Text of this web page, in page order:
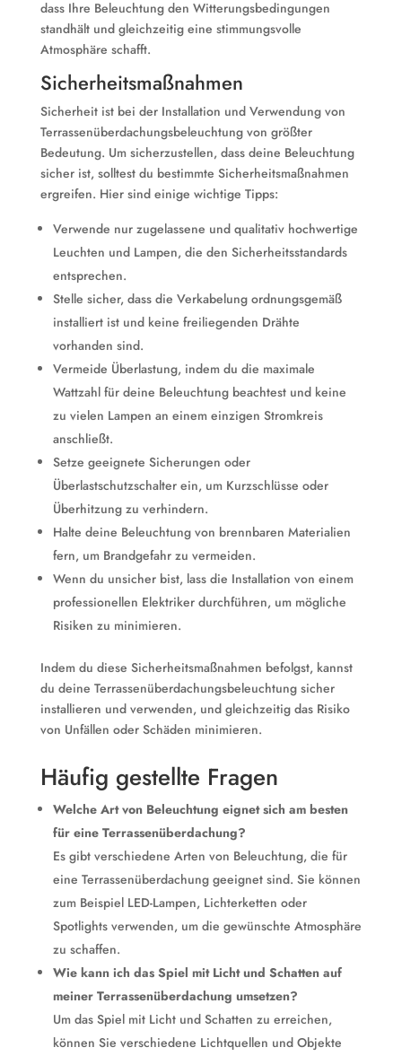
dass Ihre Beleuchtung den Witterungsbedingungen
standhält und gleichzeitig eine stimmungsvolle
Atmosphäre schafft.
Sicherheitsmaßnahmen
Sicherheit ist bei der Installation und Verwendung von
Terrassenüberdachungsbeleuchtung von größter
Bedeutung. Um sicherzustellen, dass deine Beleuchtung
sicher ist, solltest du bestimmte Sicherheitsmaßnahmen
ergreifen. Hier sind einige wichtige Tipps:
Verwende nur zugelassene und qualitativ hochwertige
Leuchten und Lampen, die den Sicherheitsstandards
entsprechen.
Stelle sicher, dass die Verkabelung ordnungsgemäß
installiert ist und keine freiliegenden Drähte
vorhanden sind.
Vermeide Überlastung, indem du die maximale
Wattzahl für deine Beleuchtung beachtest und keine
zu vielen Lampen an einem einzigen Stromkreis
anschließt.
Setze geeignete Sicherungen oder
Überlastschutzschalter ein, um Kurzschlüsse oder
Überhitzung zu verhindern.
Halte deine Beleuchtung von brennbaren Materialien
fern, um Brandgefahr zu vermeiden.
Wenn du unsicher bist, lass die Installation von einem
professionellen Elektriker durchführen, um mögliche
Risiken zu minimieren.
Indem du diese Sicherheitsmaßnahmen befolgst, kannst
du deine Terrassenüberdachungsbeleuchtung sicher
installieren und verwenden, und gleichzeitig das Risiko
von Unfällen oder Schäden minimieren.
Häufig gestellte Fragen
Welche Art von Beleuchtung eignet sich am besten
für eine Terrassenüberdachung?
Es gibt verschiedene Arten von Beleuchtung, die für
eine Terrassenüberdachung geeignet sind. Sie können
zum Beispiel LED-Lampen, Lichterketten oder
Spotlights verwenden, um die gewünschte Atmosphäre
zu schaffen.
Wie kann ich das Spiel mit Licht und Schatten auf
meiner Terrassenüberdachung umsetzen?
Um das Spiel mit Licht und Schatten zu erreichen,
können Sie verschiedene Lichtquellen und Objekte